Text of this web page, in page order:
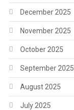
December 2025
November 2025
October 2025
September 2025
August 2025
July 2025